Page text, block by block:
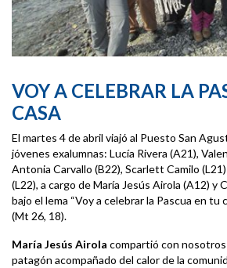
VOY A CELEBRAR LA
CASA
El martes 4 de abril viajó al Puesto San
jóvenes exalumnas: Lucía Rivera (A21),
Antonia Carvallo (B22), Scarlett Camilo
(L22), a cargo de María Jesús Airola (A12) y
bajo el lema “Voy a celebrar la Pascua en tu
(Mt 26, 18).
María Jesús Airola compartió con
patagón acompañado del calor de la